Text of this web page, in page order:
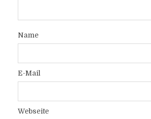
Name
E-Mail
Webseite